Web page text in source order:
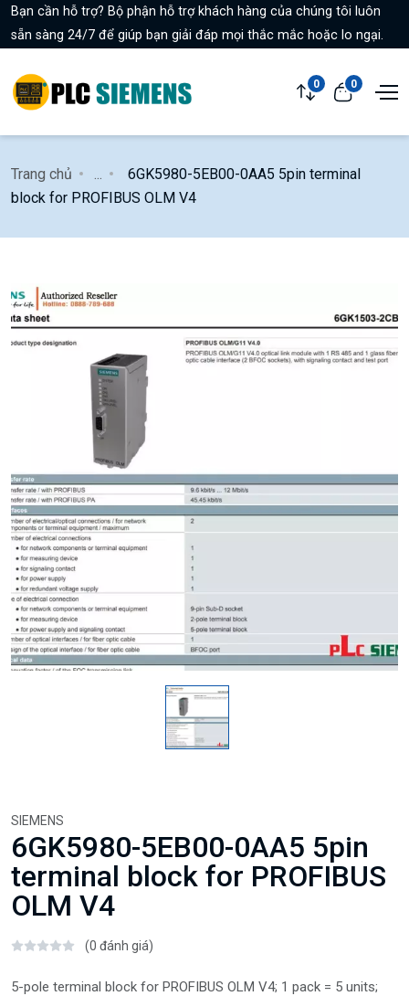
Bạn cần hỗ trợ? Bộ phận hỗ trợ khách hàng của chúng tôi luôn
sẵn sàng 24/7 để giúp bạn giải đáp mọi thắc mắc hoặc lo ngại.
0 0
Trang chủ
6GK5980-5EB00-0AA5 5pin terminal
block for PROFIBUS OLM V4
SIEMENS
6GK5980-5EB00-0AA5 5pin
terminal block for PROFIBUS
OLM V4
(0 đánh giá)
5-pole terminal block for PROFIBUS OLM V4; 1 pack = 5 units;